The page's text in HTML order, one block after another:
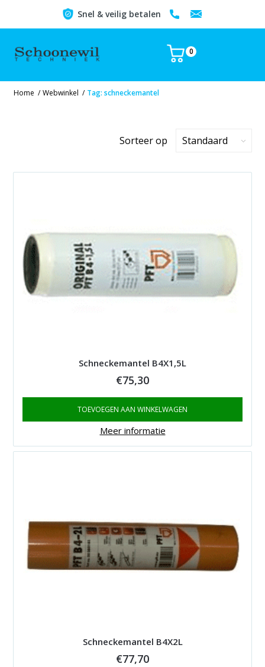
Snel & veilig betalen
0
Home / Webwinkel / Tag: schneckemantel
Sorteer op Standaard
Schneckemantel B4X1,5L
€75,30
TOEVOEGEN AAN WINKELWAGEN
Meer informatie
Schneckemantel B4X2L
€77,70